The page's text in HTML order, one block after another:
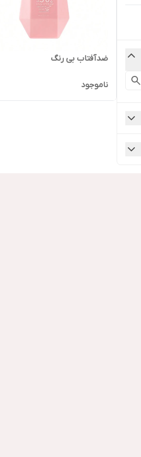
ضدآفتاب بی رنگ
ناموجود